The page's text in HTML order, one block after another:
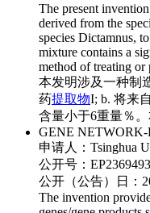
The present
derived from the
species Dictamnus,
mixture contains a
method of treating or
本发明涉及一种制
药提取物I; b. 将来
含量小于6重量％
GENE
申请人： Tsinghua
公开号：
公开（公告）日：
The invention